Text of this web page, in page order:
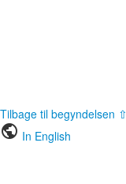
Tilbage til begyndelsen ⇧
public In English